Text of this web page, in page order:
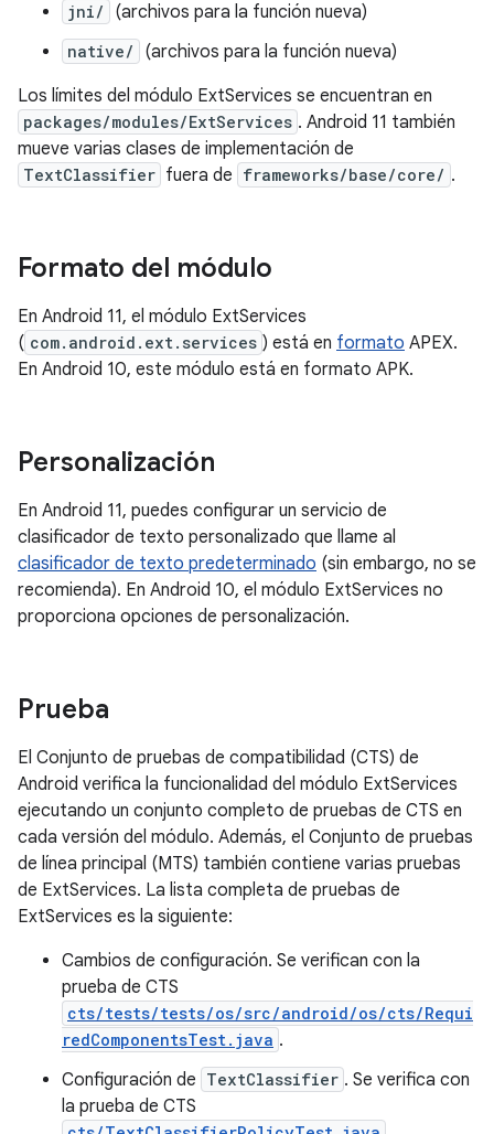
jni/ (archivos para la función nueva)
native/
(archivos para la función nueva)
Los límites del módulo ExtServices se encuentran en
packages/modules/ExtServices . Android 11 también
mueve varias clases de implementación de
TextClassifier fuera de frameworks/base/core/ .
Formato del módulo
En Android 11, el módulo ExtServices
( com.android.ext.services ) está en formato APEX.
En Android 10, este módulo está en formato APK.
Personalización
En Android 11, puedes configurar un servicio de
clasificador de texto personalizado que llame al
clasificador de texto predeterminado (sin embargo, no se
recomienda). En Android 10, el módulo ExtServices no
proporciona opciones de personalización.
Prueba
El Conjunto de pruebas de compatibilidad (CTS) de
Android verifica la funcionalidad del módulo ExtServices
ejecutando un conjunto completo de pruebas de CTS en
cada versión del módulo. Además, el Conjunto de pruebas
de línea principal (MTS) también contiene varias pruebas
de ExtServices. La lista completa de pruebas de
ExtServices es la siguiente:
Cambios de configuración. Se verifican con la
prueba de CTS
cts/tests/tests/os/src/android/os/cts/Requi
redComponentsTest.java .
Configuración de TextClassifier . Se verifica con
la prueba de CTS